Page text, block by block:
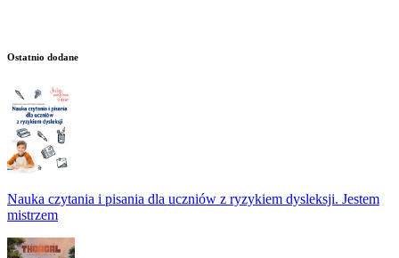
Ostatnio dodane
Nauka czytania i pisania dla uczniów z ryzykiem dysleksji. Jestem
mistrzem